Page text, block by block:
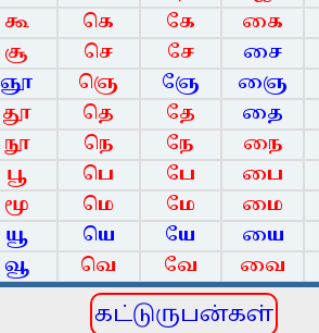
கூ கெ கே கை
சூ செ சே சை
ஞூ ஞெ ஞே ஞை
தூ தெ தே தை
நூ நெ நே நை
பூ பெ பே பை
மூ மெ மே மை
யூ யெ யே யை
வூ வெ வே வை
கட்டுருபன்கள்